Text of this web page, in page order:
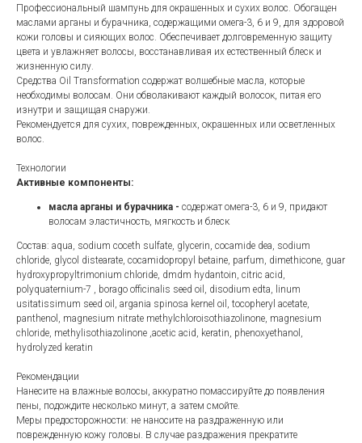
Профессиональный шампунь для окрашенных и сухих волос. Обогащен
маслами арганы и бурачника, содержащими омега-3, 6 и 9, для здоровой
кожи головы и сияющих волос. Обеспечивает долговременную защиту
цвета и увлажняет волосы, восстанавливая их естественный блеск и
жизненную силу.
Средства Oil Transformation содержат волшебные масла, которые
необходимы волосам. Они обволакивают каждый волосок, питая его
изнутри и защищая снаружи.
Рекомендуется для сухих, поврежденных, окрашенных или осветленных
волос.
Технологии
Активные компоненты:
масла арганы и бурачника - содержат омега-3, 6 и 9, придают
волосам эластичность, мягкость и блеск
Состав: aqua, sodium coceth sulfate, glycerin, cocamide dea, sodium
chloride, glycol distearate, cocamidopropyl betaine, parfum, dimethicone, guar
hydroxypropyltrimonium chloride, dmdm hydantoin, citric acid,
polyquaternium-7 , borago officinalis seed oil, disodium edta, linum
usitatissimum seed oil, argania spinosa kernel oil, tocopheryl acetate,
panthenol, magnesium nitrate methylchloroisothiazolinone, magnesium
chloride, methylisothiazolinone ,acetic acid, keratin, phenoxyethanol,
hydrolyzed keratin
Рекомендации
Нанесите на влажные волосы, аккуратно помассируйте до появления
пены, подождите несколько минут, а затем смойте.
Меры предосторожности: не наносите на раздраженную или
поврежденную кожу головы. В случае раздражения прекратите